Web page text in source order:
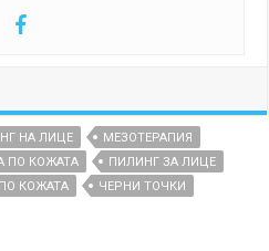
НА ЛИЦЕ
МЕЗОТЕРАПИЯ
ПО КОЖАТА
ПИЛИНГ ЗА ЛИЦЕ
КОЖАТА ЧЕРНИ ТОЧКИ